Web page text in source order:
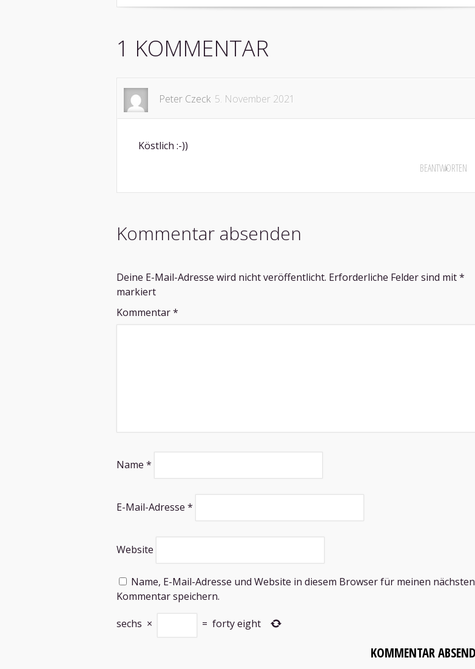
1 KOMMENTAR
Peter Czeck 5. November 2021
Köstlich :-))
BEANTWORTEN
Kommentar absenden
Deine E-Mail-Adresse wird nicht veröffentlicht. Erforderliche Felder sind mit*
markiert
Kommentar*
Name *
E-Mail-Adresse *
Website
Name, E-Mail-Adresse und Website in diesem Browser für meinen nächsten
Kommentar speichern.
sechs × = forty eight